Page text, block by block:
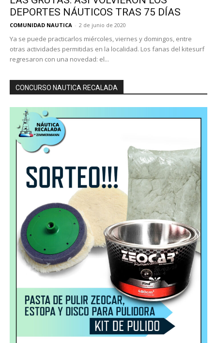
DEPORTES NÁUTICOS TRAS 75 DÍAS
COMUNIDAD NAUTICA - 2 de junio de 2020
Ya se puede practicarlos miércoles, viernes y domingos, entre
otras actividades permitidas en la localidad. Los fanas del kitesurf
regresaron con una novedad: el...
CONCURSO NAUTICA RECALADA